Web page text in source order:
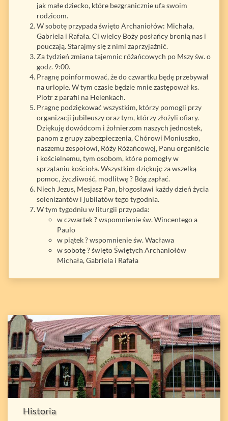
jak małe dziecko, które bezgranicznie ufa swoim
rodzicom.
W sobotę przypada święto Archaniołów: Michała,
Gabriela i Rafała. Ci wielcy Boży posłańcy bronią nas i
pouczają. Starajmy się z nimi zaprzyjaźnić.
Za tydzień zmiana tajemnic różańcowych po Mszy św. o
godz. 9:00.
Pragnę poinformować, że do czwartku będę przebywał
na urlopie. W tym czasie będzie mnie zastępował ks.
Piotr z parafii na Helenkach.
Pragnę podziękować wszystkim, którzy pomogli przy
organizacji jubileuszy oraz tym, którzy złożyli ofiary.
Dziękuję dowódcom i żołnierzom naszych jednostek,
panom z grupy zabezpieczenia, Chórowi Moniuszko,
naszemu zespołowi, Róży Różańcowej, Panu organiście
i kościelnemu, tym osobom, które pomogły w
sprzątaniu kościoła. Wszystkim dziękuję za wszelką
pomoc, życzliwość, modlitwę ? Bóg zapłać.
Niech Jezus, Mesjasz Pan, błogosławi każdy dzień życia
solenizantów i jubilatów tego tygodnia.
W tym tygodniu w liturgii przypada:
w czwartek ? wspomnienie św. Wincentego a
Paulo
w piątek ? wspomnienie św. Wacława
w sobotę ? święto Świętych Archaniołów
Michała, Gabriela i Rafała
Historia